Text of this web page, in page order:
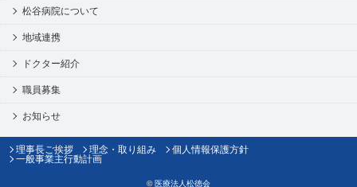
松谷病院について
地域連携
ドクター紹介
職員募集
お知らせ
理事長ご挨拶 理念・取り組み
個人情報保護方針
一般事業主行動計画
© 医療法人松徳会